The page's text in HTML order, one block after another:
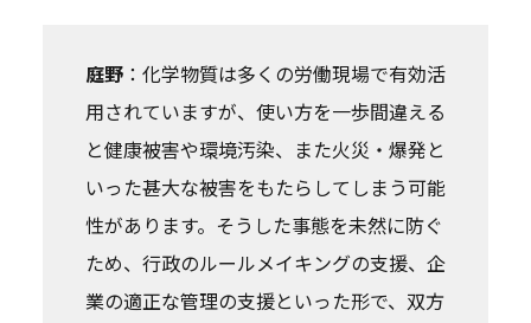
庭野：化学物質は多くの労働現場で有効活
用されていますが、使い方を一歩間違える
と健康被害や環境汚染、また火災・爆発と
いった甚大な被害をもたらしてしまう可能
性があります。そうした事態を未然に防ぐ
ため、行政のルールメイキングの支援、企
業の適正な管理の支援といった形で、双方